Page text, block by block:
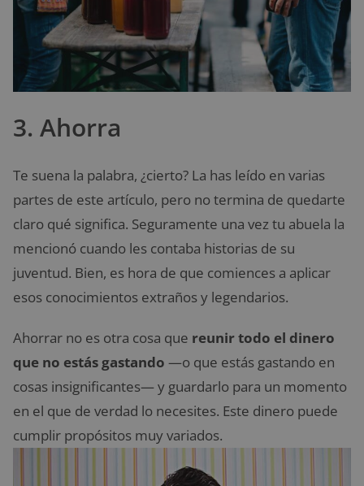
3. Ahorra
Te suena la palabra, ¿cierto? La has leído en varias
partes de este artículo, pero no termina de quedarte
claro qué significa. Seguramente una vez tu abuela la
mencionó cuando les contaba historias de su
juventud. Bien, es hora de que comiences a aplicar
esos conocimientos extraños y legendarios.
Ahorrar no es otra cosa que reunir todo el dinero
que no estás gastando —o que estás gastando en
cosas insignificantes— y guardarlo para un momento
en el que de verdad lo necesites. Este dinero puede
cumplir propósitos muy variados.